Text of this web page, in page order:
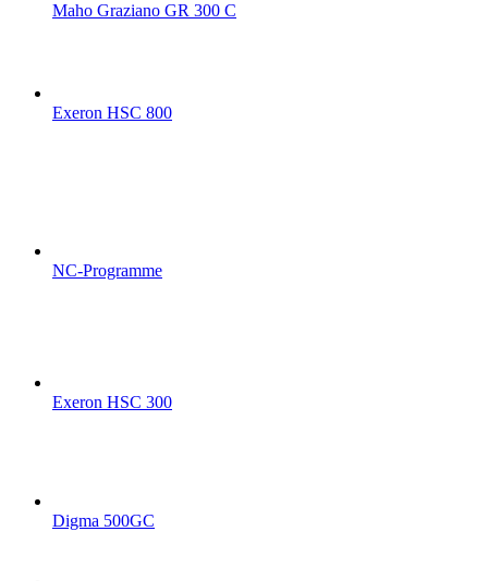
Maho Graziano GR 300 C
Exeron HSC 800
NC-Programme
Exeron HSC 300
Digma 500GC